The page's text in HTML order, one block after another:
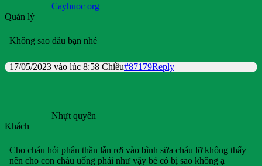
Cayhuoc org
Quản lý
Không sao đâu bạn nhé
17/05/2023 vào lúc 8:58 Chiều#87179Reply
Nhựt quyên
Khách
Cho cháu hỏi phân thằn lằn rơi vào bình sữa cháu lỡ không thấy
nên cho con cháu uống phải như vậy bé có bị sao không ạ